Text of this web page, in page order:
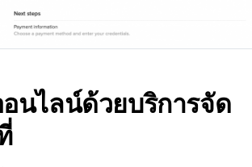
อนไลน์ด้วยบริการจัด